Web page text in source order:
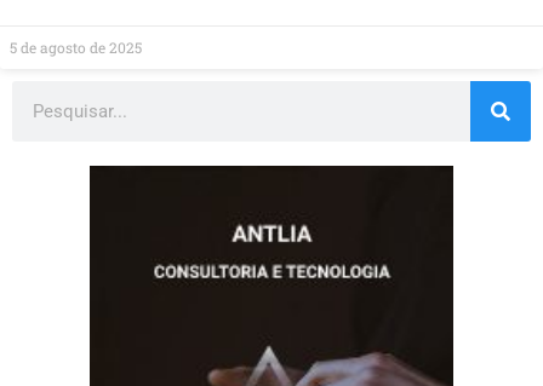
5 de agosto de 2025